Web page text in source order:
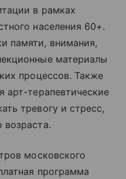
в рамках
населения 60+.
памяти, внимания,
материалы
процессов. Также
арт-терапевтические
тревогу и стресс,
возраста.
московского
программа